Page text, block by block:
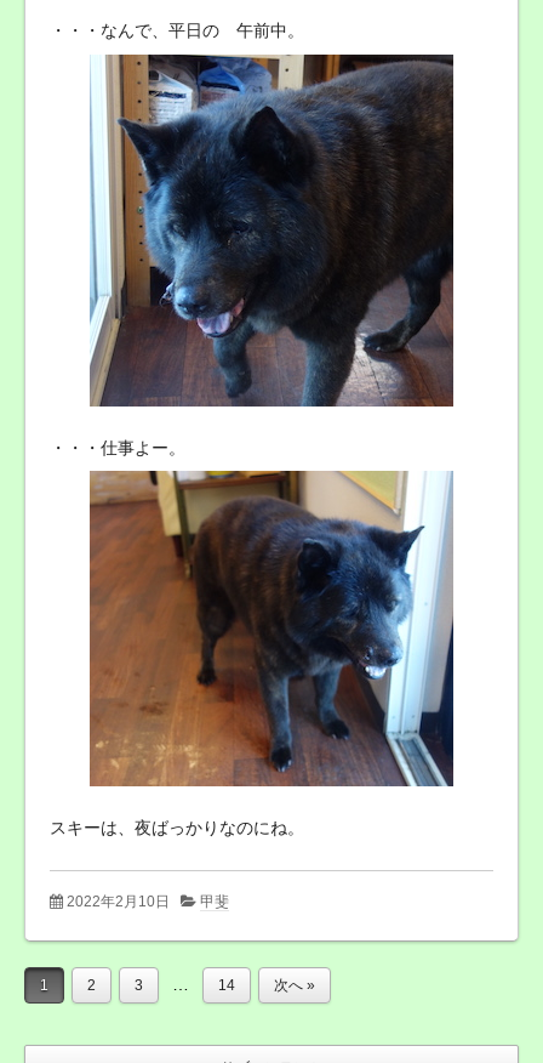
・・・なんで、平日の 午前中。
・・・仕事よー。
スキーは、夜ばっかりなのにね。
2022年2月10日 甲斐
1 2 3 14 次へ »